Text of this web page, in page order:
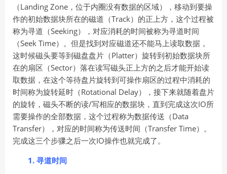
（Landing Zone，位于内圈没有数据的区域），移动到要操
作的初始数据块所在的磁道（Track）的正上方，这个过程被
称为寻道（Seeking），对应消耗的时间被称为寻道时间
（Seek Time）。但是找到对应磁道还不能马上读取数据，
这时候磁头要等到磁盘盘片（Platter）旋转到初始数据块所
在的扇区（Sector）落在读写磁头正上方的之后才能开始读
取数据，在这个等待盘片旋转到可操作扇区的过程中消耗的
时间称为旋转延时（Rotational Delay），接下来就随着盘片
的旋转，磁头不断的读/写相应的数据块，直到完成这次IO所
需要操作的全部数据，这个过程称为数据传送（Data
Transfer），对应的时间称为传送时间（Transfer Time）。
完成这三个步骤之后一次IO操作也就完成了。
1. 寻道时间